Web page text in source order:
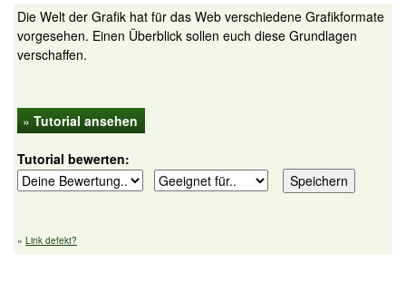
Die Welt der Grafik hat für das Web verschiedene Grafikformate
vorgesehen. Einen Überblick sollen euch diese Grundlagen
verschaffen.
» Tutorial ansehen
Tutorial bewerten:
» Link defekt?